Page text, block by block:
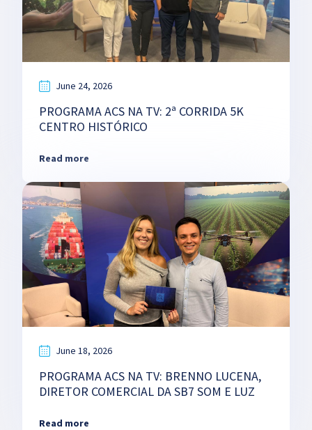
June 24, 2026
PROGRAMA ACS NA TV: 2ª CORRIDA 5K
CENTRO HISTÓRICO
Read more
June 18, 2026
PROGRAMA ACS NA TV: BRENNO LUCENA,
DIRETOR COMERCIAL DA SB7 SOM E LUZ
Read more